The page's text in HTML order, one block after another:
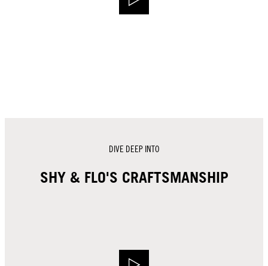
DIVE DEEP INTO
SHY & FLO'S CRAFTSMANSHIP